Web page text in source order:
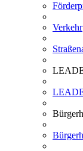
Verkehr